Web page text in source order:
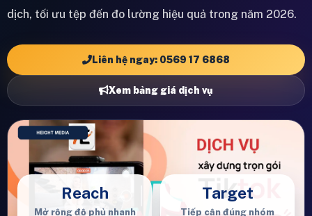
dịch, tối ưu tệp đến đo lường hiệu quả trong năm 2026.
Liên hệ ngay: 0569 17 6868
Xem bảng giá dịch vụ
Reach
Mở rộng độ phủ nhanh
Target
Tiếp cận đúng nhóm